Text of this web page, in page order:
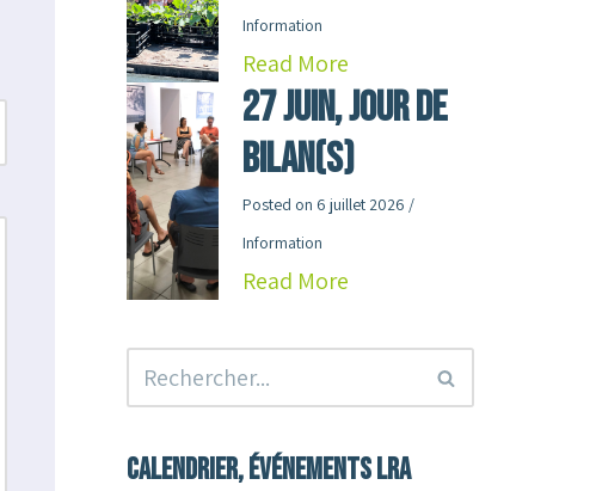
Information
Read More
27 juin, jour de
Bilan(s)
Posted on 6 juillet 2026 /
Information
Read More
Calendrier, événements LRA